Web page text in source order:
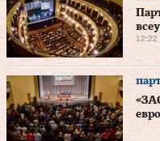
12:22